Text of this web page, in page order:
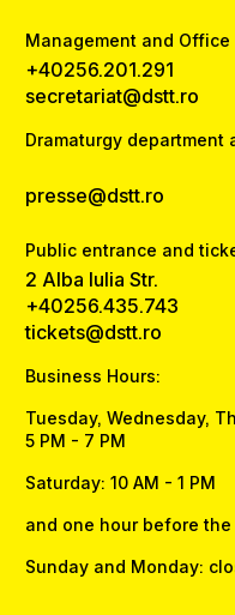
Management and Office
+40256.201.291
secretariat@dstt.ro
Dramaturgy department
presse@dstt.ro
Public entrance and
2 Alba Iulia Str.
+40256.435.743
tickets@dstt.ro
Business Hours:
Tuesday, Wednesday,
5 PM - 7 PM
Saturday: 10 AM - 1 PM
and one hour before
Sunday and Monday: